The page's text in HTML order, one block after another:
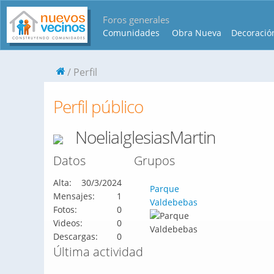
Foros generales
Comunidades Obra Nueva
Perfil
Perfil público
NoeliaIglesiasMartin
Datos
Alta:
30/3/2024
Mensajes:
1
Fotos:
0
Videos:
0
Descargas:
0
Grupos
Parque
Valdebebas
Última actividad